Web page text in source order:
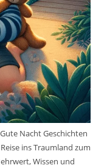
Nacht Geschichten
ins Traumland zum
Wissen und